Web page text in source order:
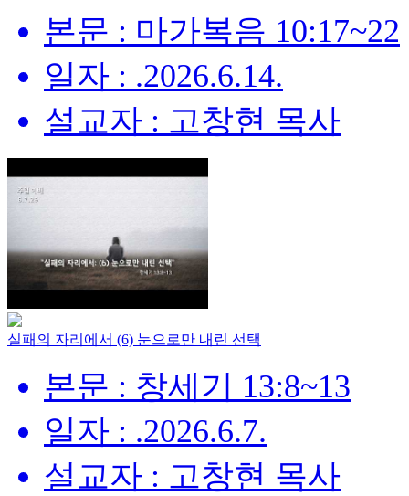
본문 : 마가복음 10:17~22
일자 : .2026.6.14.
설교자 : 고창현 목사
실패의 자리에서 (6) 눈으로만 내린 선택
본문 : 창세기 13:8~13
일자 : .2026.6.7.
설교자 : 고창현 목사